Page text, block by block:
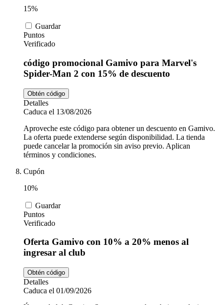
15%
Guardar
Puntos
Verificado
código promocional Gamivo para Marvel's
Spider-Man 2 con 15% de descuento
Obtén código
Detalles
Caduca el 13/08/2026
Aproveche este código para obtener un descuento en Gamivo.
La oferta puede extenderse según disponibilidad. La tienda
puede cancelar la promoción sin aviso previo. Aplican
términos y condiciones.
Cupón
10%
Guardar
Puntos
Verificado
Oferta Gamivo con 10% a 20% menos al
ingresar al club
Obtén código
Detalles
Caduca el 01/09/2026